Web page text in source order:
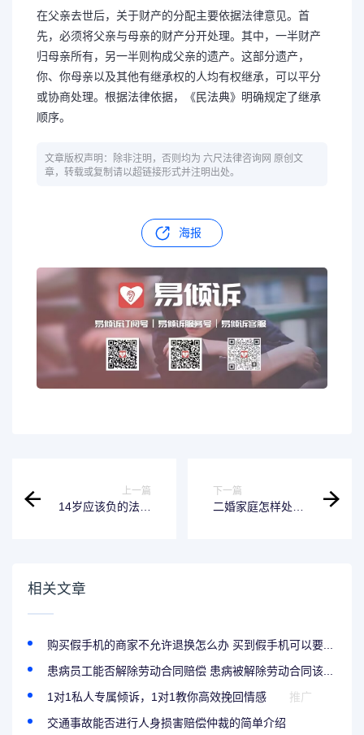
在父亲去世后，关于财产的分配主要依据法律意见。首
先，必须将父亲与母亲的财产分开处理。其中，一半财产
归母亲所有，另一半则构成父亲的遗产。这部分遗产，
你、你母亲以及其他有继承权的人均有权继承，可以平分
或协商处理。根据法律依据，《民法典》明确规定了继承
顺序。
文章版权声明：除非注明，否则均为 六尺法律咨询网 原创文
章，转载或复制请以超链接形式并注明出处。
海报
上一篇
14岁应该负的法律
下一篇
二婚家庭怎样处理
相关文章
购买假手机的商家不允许退换怎么办 买到假手机可以要...
患病员工能否解除劳动合同赔偿 患病被解除劳动合同该...
1对1私人专属倾诉，1对1教你高效挽回情感
推广
交通事故能否进行人身损害赔偿仲裁的简单介绍